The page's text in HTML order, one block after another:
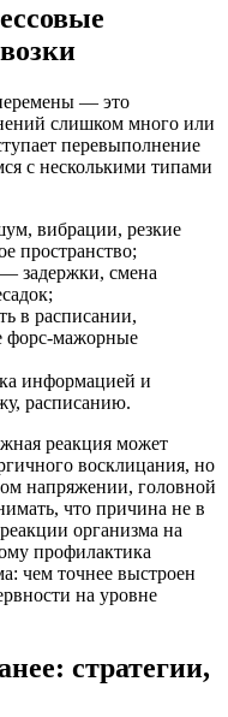
— это
слишком много или
перевыполнение
с несколькими типами
вибрации, резкие
пространство;
задержки, смена
в расписании,
форс-мажорные
информацией и
расписанию.
реакция может
восклицания, но
напряжении, головной
что причина не в
организма на
профилактика
чем точнее выстроен
на уровне
стратегии,